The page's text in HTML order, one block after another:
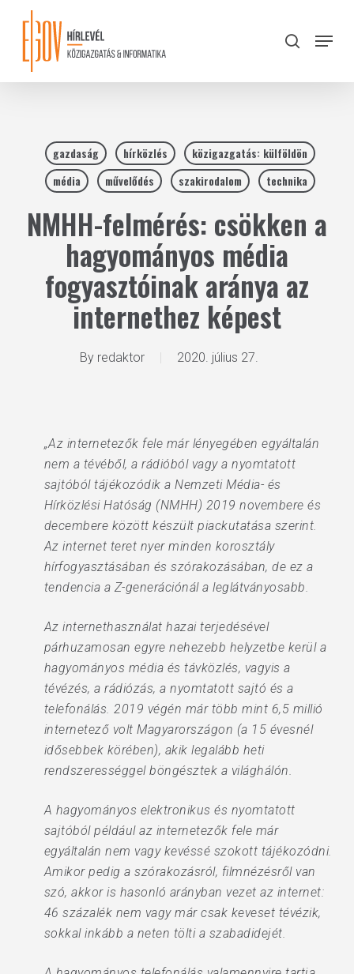
content
search
Menu
gazdaság hírközlés
közigazgatás: külföldön
média
művelődés szakirodalom technika
NMHH-felmérés: csökken a
hagyományos média
fogyasztóinak aránya az
internethez képest
By redaktor 2020. július 27.
„Az internetezők fele már lényegében egyáltalán
nem a tévéből, a rádióból vagy a nyomtatott
sajtóból tájékozódik a Nemzeti Média- és
Hírközlési Hatóság (NMHH) 2019 novembere és
decembere között készült piackutatása szerint.
Az internet teret nyer minden korosztály
hírfogyasztásában és szórakozásában, de ez a
tendencia a Z-generációnál a leglátványosabb.
Az internethasználat hazai terjedésével
párhuzamosan egyre nehezebb helyzetbe kerül a
hagyományos média és távközlés, vagyis a
tévézés, a rádiózás, a nyomtatott sajtó és a
telefonálás. 2019 végén már több mint 6,5 millió
internetező volt Magyarországon (a 15 évesnél
idősebbek körében), akik legalább heti
rendszerességgel böngésztek a világhálón.
A hagyományos elektronikus és nyomtatott
sajtóból például az internetezők fele már
egyáltalán nem vagy kevéssé szokott tájékozódni.
Amikor pedig a szórakozásról, filmnézésről van
szó, akkor is hasonló arányban vezet az internet:
46 százalék nem vagy már csak keveset tévézik,
sokkal inkább a neten tölti a szabadidejét.
Close